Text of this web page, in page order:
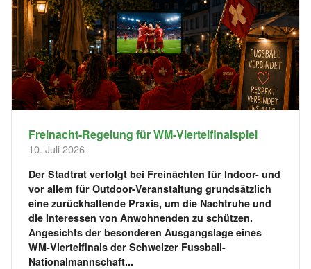
Freinacht-Regelung für WM-Viertelfinalspiel
10. Juli 2026
Der Stadtrat verfolgt bei Freinächten für Indoor- und
vor allem für Outdoor-Veranstaltung grundsätzlich
eine zurückhaltende Praxis, um die Nachtruhe und
die Interessen von Anwohnenden zu schützen.
Angesichts der besonderen Ausgangslage eines
WM-Viertelfinals der Schweizer Fussball-
Nationalmannschaft...